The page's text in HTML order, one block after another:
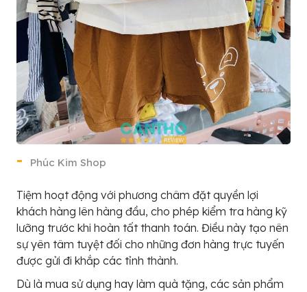
Phúc Kim Shop
Tiệm hoạt động với phương châm đặt quyền lợi
khách hàng lên hàng đầu, cho phép kiểm tra hàng kỹ
lưỡng trước khi hoàn tất thanh toán. Điều này tạo nên
sự yên tâm tuyệt đối cho những đơn hàng trực tuyến
được gửi đi khắp các tỉnh thành.
Dù là mua sử dụng hay làm quà tặng, các sản phẩm